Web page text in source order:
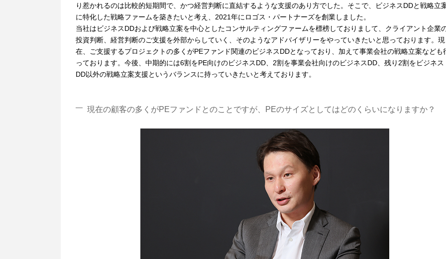
り惹かれるのは比較的短期間で、かつ経営判断に直結するような支援のあり方でした。そこで、ビジネスDDと戦略立
に特化した戦略ファームを築きたいと考え、2021年にロゴス・パートナーズを創業しました。
当社はビジネスDDおよび戦略立案を中心としたコンサルティングファームを標榜しておりまして、クライアント企業
投資判断、経営判断のご支援を外部からしていく、そのようなアドバイザリーをやっていきたいと思っております。現
在、ご支援するプロジェクトの多くがPEファンド関連のビジネスDDとなっており、加えて事業会社の戦略立案なども
っております。今後、中期的には6割をPE向けのビジネスDD、2割を事業会社向けのビジネスDD、残り2割をビジネス
DD以外の戦略立案支援というバランスに持っていきたいと考えております。
現在の顧客の多くがPEファンドとのことですが、PEのサイズとしてはどのくらいになりますか？